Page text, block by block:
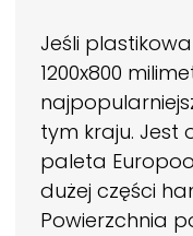
Jeśli
1200x800
tym kraju. Jest
paleta
dużej części
Powierzchnia